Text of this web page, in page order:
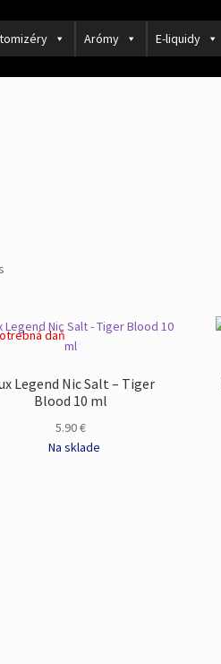
Arómy E-liquidy
daň
Legend Nic Salt – Tiger
Blood 10 ml
5.90€
Na sklade